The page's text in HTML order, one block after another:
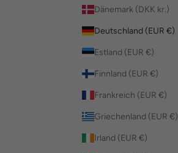
Dänemark (DKK kr.)
Deutschland (EUR €)
Estland (EUR €)
Finnland (EUR €)
Frankreich (EUR €)
Griechenland (EUR €)
Irland (EUR €)